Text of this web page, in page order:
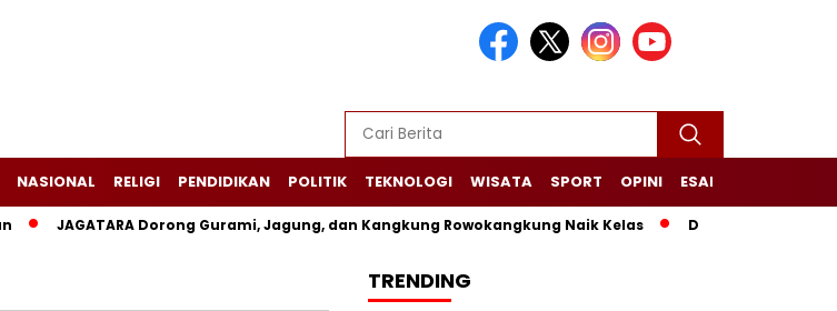
NASIONAL RELIGI PENDIDIKAN POLITIK TEKNOLOGI WISATA SPORT OPINI ESAI
JAGATARA Dorong Gurami, Jagung, dan Kangkung Rowokangkung Naik Kelas Dari Limbah Menjadi
TRENDING